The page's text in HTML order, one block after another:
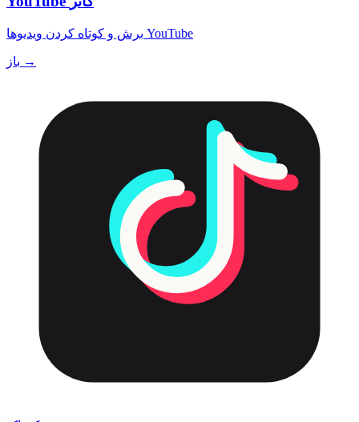
برش و کوتاه کردن ویدیوها YouTube
باز →